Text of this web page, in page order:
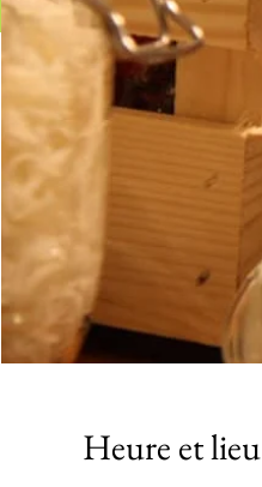
Heure et lieu